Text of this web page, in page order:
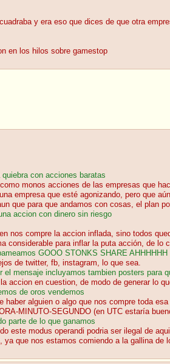
y era eso que dices de que otra
en los hilos sobre gamestop
con acciones baratas
monos acciones de las empresas que
empresa que esté agonizando, pero que
que para que andamos con cosas, el plan
accion con dinero sin riesgo
nos compre la accion inflada, sino todos
considerable para inflar la puta acción, de
GOOO STONKS SHARE AHHHHHH
de twitter, fb, instagram, lo que sea.
mensaje incluyamos tambien posters para
accion en cuestion, de modo de generar lo
de oros vendemos
haber alguien o algo que nos compre toda
MINUTO-SEGUNDO (en UTC estaría
parte de lo que ganamos
este modus operandi podria ser ilegal de
que nos estamos comiendo a la gallina de